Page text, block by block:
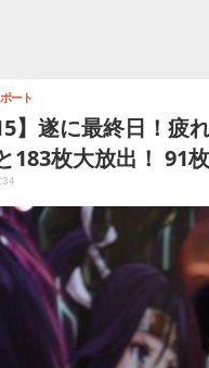
】遂に最終日！
183枚大放出！ 91
ート